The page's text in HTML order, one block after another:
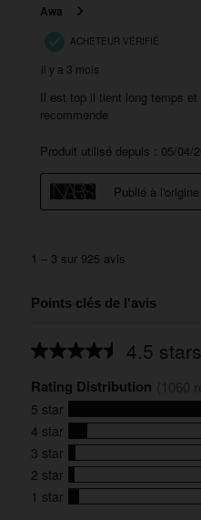
Points clés de l'avis
4.5 stars
Average
for
this
product:
4.5
out
of
5
stars
Rating Distribution
5 star
814
reviews
with
5
star
rating.
4 star
107
reviews
with
4
3 star
43
reviews
with
2 star
34
reviews
1 star
62